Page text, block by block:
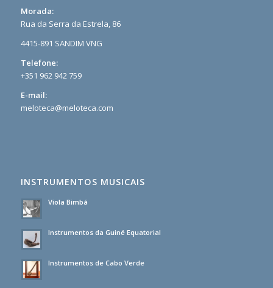
Morada:
Rua da Serra da Estrela, 86
4415-891 SANDIM VNG
Telefone:
+351 962 942 759
E-mail:
meloteca@meloteca.com
INSTRUMENTOS MUSICAIS
Viola Bimbá
Instrumentos da Guiné Equatorial
Instrumentos de Cabo Verde